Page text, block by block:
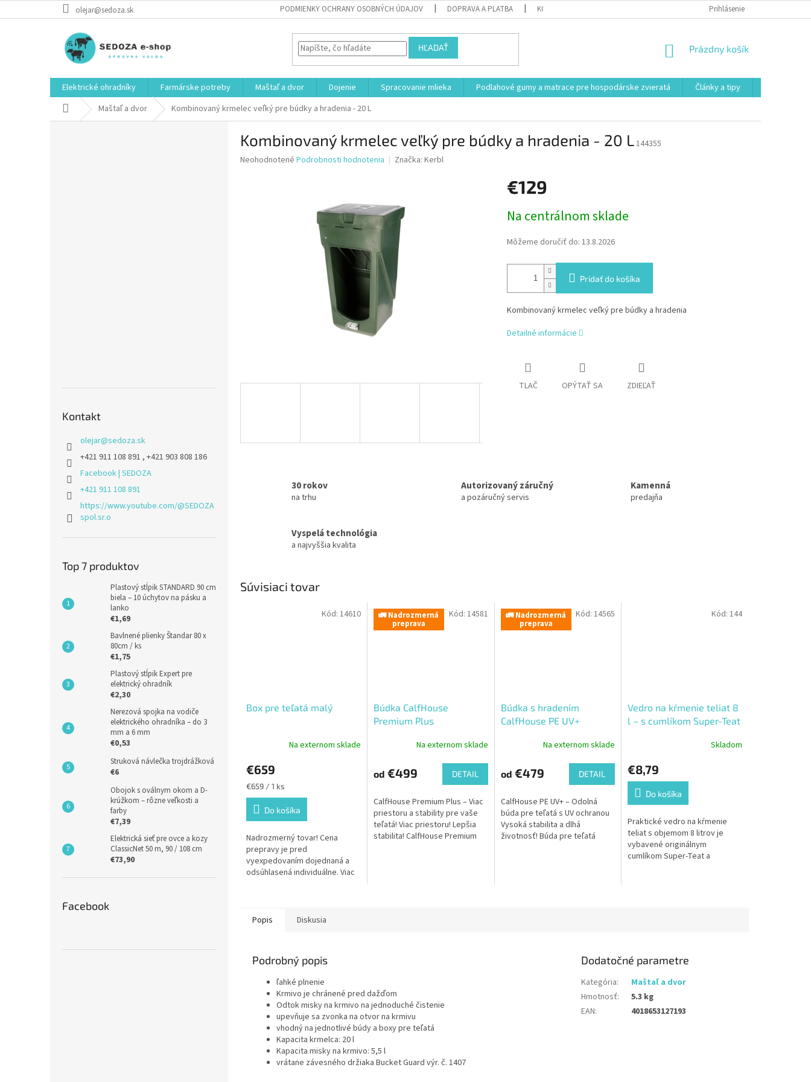
na
olejar@sedoza.sk PODMIENKY OCHRANY OSOBNÝCH ÚDAJOV DOPRAVA A PLATBA KONTAKT VŠEOBECNÉ OBCHODNÉ PODMIENKY POSTUP
Prihlásenie
HĽADAŤ
NÁKUPNÝ
Prázdny košík
Elektrické ohradníky Farmárske potreby Maštaľ a dvor Dojenie Spracovanie mlieka Podlahové gumy a matrace pre hospodárske zvieratá Články a tipy
DomovMaštaľ a dvor Kombinovaný krmelec veľký pre búdky a hradenia - 20 L
Kontakt
olejar@sedoza.sk
+421 911 108 891 , +421 903 808 186
Facebook | SEDOZA
+421 911 108 891
https://www.youtube.com/@SEDOZA
spol.sr.o
Top 7 produktov
Plastový stĺpik STANDARD 90 cm
biela – 10 úchytov na pásku a
lanko
€1,69
Bavlnené plienky Štandar 80 x
80cm / ks
€1,75
Plastový stĺpik Expert pre
elektrický ohradník
€2,30
Nerezová spojka na vodiče
elektrického ohradníka – do 3
mm a 6 mm
€0,53
Struková návlečka trojdrážková
€6
Obojok s oválnym okom a D-
krúžkom – rôzne veľkosti a
farby
€7,39
Elektrická sieť pre ovce a kozy
ClassicNet 50 m, 90 / 108 cm
€73,90
Facebook
Kombinovaný krmelec veľký pre búdky a hradenia - 20 L144355
Priemerné
Neohodnotené Podrobnosti hodnotenia Značka: Kerbl
€129
cena:
Na centrálnom sklade
Môžeme doručiť do: 13.8.2026
Pridať do košíka
Kombinovaný krmelec veľký pre búdky a hradenia
Detailné informácie
TLAČ OPÝTAŤ SA ZDIEĽAŤ
30 rokov
na trhu
Autorizovaný záručný
a pozáručný servis
Kamenná
predajňa
Vyspelá technológia
a najvyššia kvalita
Súvisiaci tovar
Box pre teľatá malý
Na externom sklade
€659
Jednotková
cena:
€659 / 1 ks
Do košíka
Nadrozmerný tovar! Cena
prepravy je pred
vyexpedovaním dojednaná a
odsúhlasená individuálne. Viac
Kód: 14610 🚛 Nadrozmerná
preprava
Búdka CalfHouse
Premium Plus
Na externom sklade
od €499 DETAIL
CalfHouse Premium Plus – Viac
priestoru a stability pre vaše
teľatá! Viac priestoru! Lepšia
stabilita! CalfHouse Premium
Kód: 14581 🚛 Nadrozmerná
preprava
Búdka s hradením
CalfHouse PE UV+
Na externom sklade
od €479 DETAIL
CalfHouse PE UV+ – Odolná
búda pre teľatá s UV ochranou
Vysoká stabilita a dlhá
životnosť! Búda pre teľatá
Kód:14565
Vedro na kŕmenie teliat 8
l – s cumlíkom Super-Teat
Skladom
€8,79
Do košíka
Praktické vedro na kŕmenie
teliat s objemom 8 litrov je
vybavené originálnym
cumlíkom Super-Teat a
Kód: 144
Popis Diskusia
Podrobný popis
ľahké plnenie
Krmivo je chránené pred dažďom
Odtok misky na krmivo na jednoduché čistenie
upevňuje sa zvonka na otvor na krmivu
vhodný na jednotlivé búdy a boxy pre teľatá
Kapacita krmelca: 20 l
Kapacita misky na krmivo: 5,5 l
vrátane závesného držiaka Bucket Guard výr. č. 1407
Dodatočné parametre
Kategória:
Maštaľ a dvor
Hmotnosť:
5.3 kg
EAN: 4018653127193